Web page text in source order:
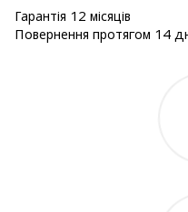
Гарантія 12 місяців
Повернення протягом 14